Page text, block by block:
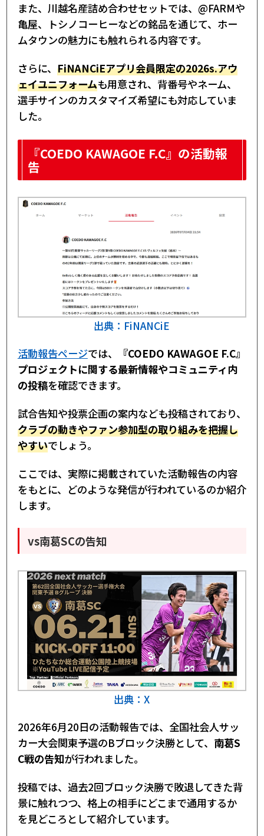
また、川越名産詰め合わせセットでは、@FARMや
亀屋、トシノコーヒーなどの銘品を通じて、ホー
ムタウンの魅力にも触れられる内容です。
さらに、 FiNANCiEアプリ会員限定の2026s.アウ
ェイユニフォームも用意され、背番号やネーム、
選手サインのカスタマイズ希望にも対応していま
した。
『COEDO KAWAGOE F.C』の活動報
告
出典：FiNANCiE
活動報告ページでは、
『COEDO KAWAGOE F.C』
プロジェクトに関する最新情報やコミュニティ内
の投稿を確認できます。
試合告知や投票企画の案内なども投稿されており、
クラブの動きやファン参加型の取り組みを把握し
やすいでしょう。
ここでは、実際に掲載されていた活動報告の内容
をもとに、どのような発信が行われているのか紹介
します。
vs南葛SCの告知
出典：X
2026年6月20日の活動報告では、全国社会人サッ
カー大会関東予選のBブロック決勝として、 南葛S
C戦の告知が行われました。
投稿では、過去2回ブロック決勝で敗退してきた背
景に触れつつ、格上の相手にどこまで通用するか
を見どころとして紹介しています。